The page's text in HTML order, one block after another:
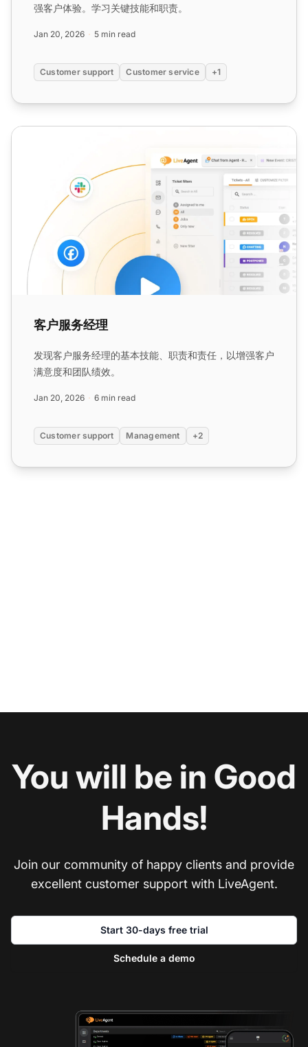
强客户体验。学习关键技能和职责。
Jan 20, 2026 5 min read
Customer support Customer service +1
客户服务经理
客户服务经理
发现客户服务经理的基本技能、职责和责任，以增强客户
满意度和团队绩效。
Jan 20, 2026 6 min read
Customer support Management +2
You will be in Good
Hands!
Join our community of happy clients and provide
excellent customer support with LiveAgent.
Start 30-days free trial
Schedule a demo